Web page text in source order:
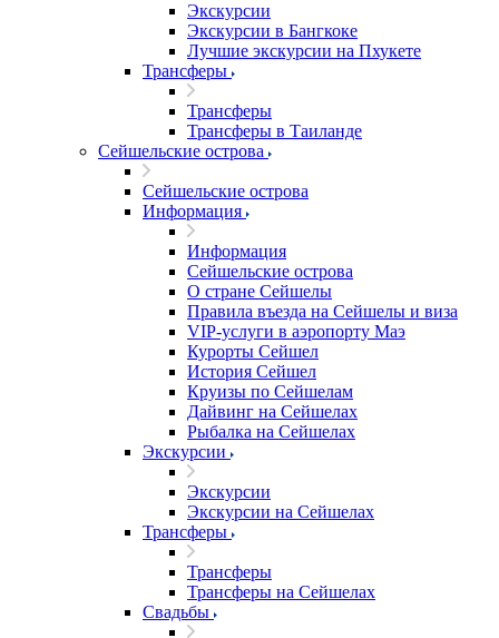
Экскурсии
Экскурсии в Бангкоке
Лучшие экскурсии на Пхукете
Трансферы
Трансферы
Трансферы в Таиланде
Сейшельские острова
Сейшельские острова
Информация
Информация
Сейшельские острова
О стране Сейшелы
Правила въезда на Сейшелы и виза
VIP-услуги в аэропорту Маэ
Курорты Сейшел
История Сейшел
Круизы по Сейшелам
Дайвинг на Сейшелах
Рыбалка на Сейшелах
Экскурсии
Экскурсии
Экскурсии на Сейшелах
Трансферы
Трансферы
Трансферы на Сейшелах
Свадьбы